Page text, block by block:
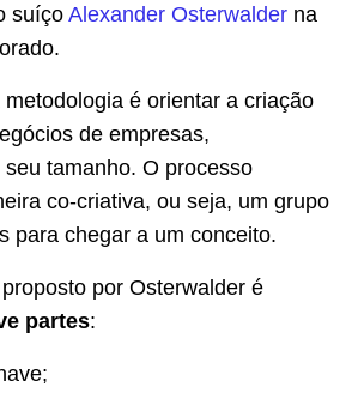
suíço Alexander Osterwalder na
é orientar a criação
de empresas,
tamanho. O processo
co-criativa, ou seja, um grupo
para chegar a um conceito.
por Osterwalder é
partes: